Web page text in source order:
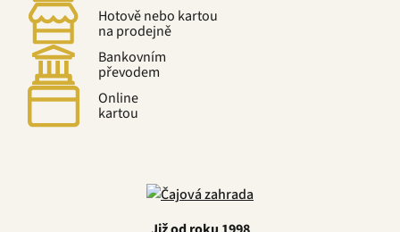
Hotově nebo kartou
na prodejně
Bankovním
převodem
Online
kartou